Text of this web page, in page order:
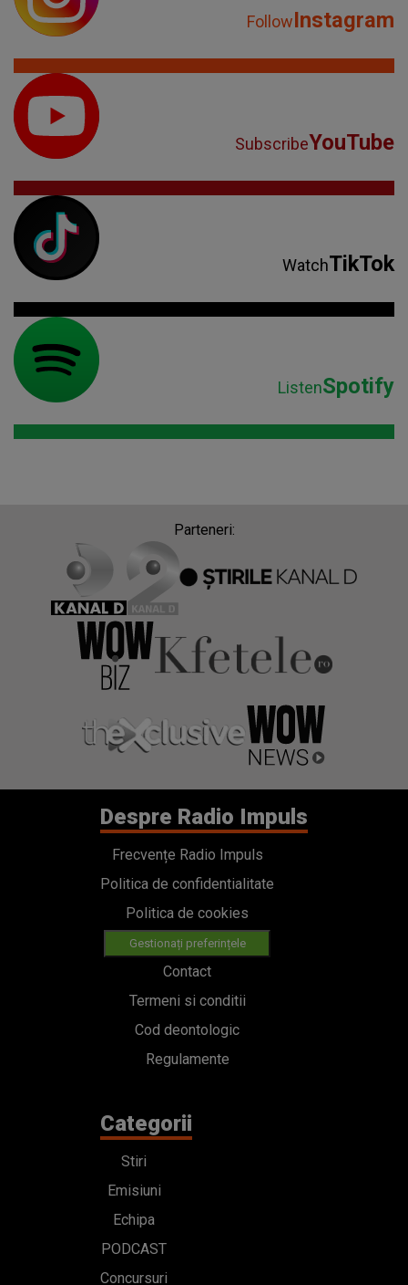
FollowInstagram
SubscribeYouTube
WatchTikTok
ListenSpotify
Parteneri:
Despre Radio Impuls
Frecvențe Radio Impuls
Politica de confidentialitate
Politica de cookies
Gestionați preferințele
Contact
Termeni si conditii
Cod deontologic
Regulamente
Categorii
Stiri
Emisiuni
Echipa
PODCAST
Concursuri